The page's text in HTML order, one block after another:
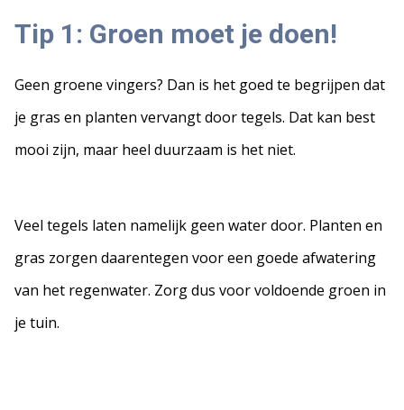
Tip 1: Groen moet je doen!
Geen groene vingers? Dan is het goed te begrijpen dat
je gras en planten vervangt door tegels. Dat kan best
mooi zijn, maar heel duurzaam is het niet.
Veel tegels laten namelijk geen water door. Planten en
gras zorgen daarentegen voor een goede afwatering
van het regenwater. Zorg dus voor voldoende groen in
je tuin.